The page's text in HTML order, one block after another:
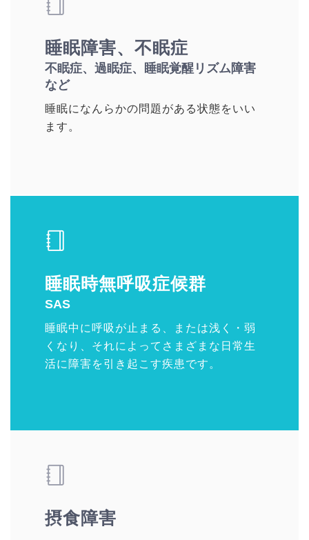
睡眠障害、不眠症
不眠症、過眠症、睡眠覚醒リズム障害
など
睡眠になんらかの問題がある状態をいい
ます。
睡眠時無呼吸症候群
SAS
睡眠中に呼吸が止まる、または浅く・弱
くなり、それによってさまざまな日常生
活に障害を引き起こす疾患です。
摂食障害